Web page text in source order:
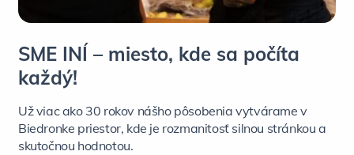
SME INÍ – miesto, kde sa počíta
každý!
Už viac ako 30 rokov nášho pôsobenia vytvárame v
Biedronke priestor, kde je rozmanitosť silnou stránkou a
skutočnou hodnotou.